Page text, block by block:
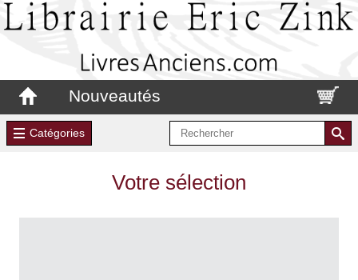
Nouveautés
Catégories
Votre sélection